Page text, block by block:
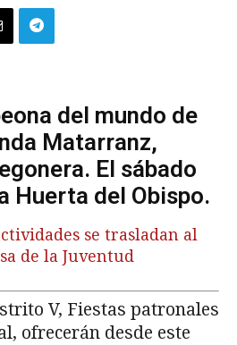
del mundo de
Matarranz,
El sábado
Huerta del Obispo.
se trasladan al
de la Juventud
V, Fiestas patronales
ofrecerán desde este